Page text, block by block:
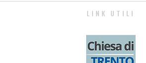
LINK UTILI